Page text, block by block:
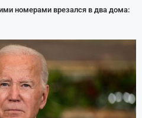
номерами врезался в два дома: